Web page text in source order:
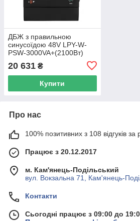
ДБЖ з правильною
синусоїдою 48V LPY-W-
PSW-3000VA+(2100Вт)
20 631 ₴
Купити
Про нас
100% позитивних з 108 відгуків за
Працює з 20.12.2017
м. Кам'янець-Подільський
вул. Вокзальна 71, Кам'янець-
Контакти
Сьогодні працює з 09:00 до